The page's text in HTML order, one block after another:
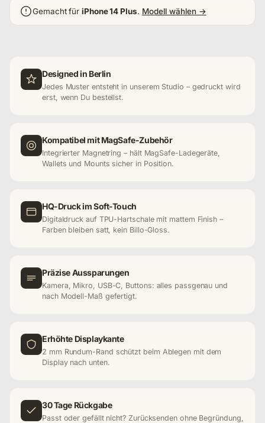
Gemacht füriPhone 14 Plus. Modell wählen →
Designed in Berlin
Jedes Muster entsteht in unserem Studio – gedruckt wird
erst, wenn Du bestellst.
Kompatibel mit MagSafe-Zubehör
Integrierter Magnetring – hält MagSafe-Ladegeräte,
Wallets und Mounts sicher in Position.
HQ-Druck im Soft-Touch
Digitaldruck auf TPU-Hartschale mit mattem Finish –
Farben bleiben satt, kein Billo-Gloss.
Präzise Aussparungen
Kamera, Mikro, USB-C, Buttons: alles passgenau und
nach Modell-Maß gefertigt.
Erhöhte Displaykante
2 mm Rundum-Rand schützt beim Ablegen mit dem
Display nach unten.
30 Tage Rückgabe
Passt oder gefällt nicht? Zurücksenden ohne Begründung,